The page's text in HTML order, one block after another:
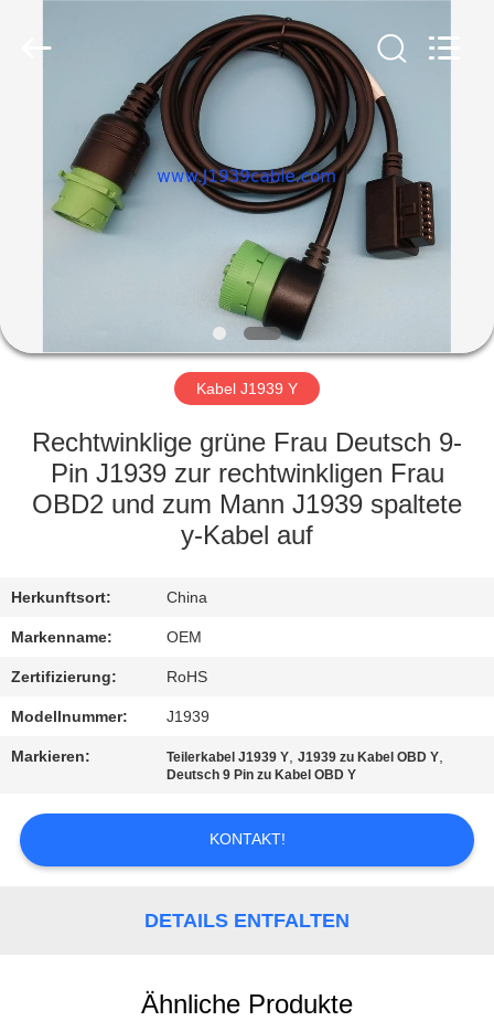
PRODUKTE
FABRIK-
QUALITÄTSKONTROLLE
MIT
UNS
IN
VERBINDUNG
SIE
EIN
Kabel J1939 Y
Rechtwinklige grüne Frau Deutsch 9-
Pin J1939 zur rechtwinkligen Frau
OBD2 und zum Mann J1939 spaltete
y-Kabel auf
Herkunftsort: China
Markenname: OEM
Zertifizierung: RoHS
Modellnummer: J1939
Markieren: Teilerkabel J1939 Y,J1939 zu Kabel OBD Y,
Deutsch 9 Pin zu Kabel OBD Y
KONTAKT!
DETAILS ENTFALTEN
Ähnliche Produkte